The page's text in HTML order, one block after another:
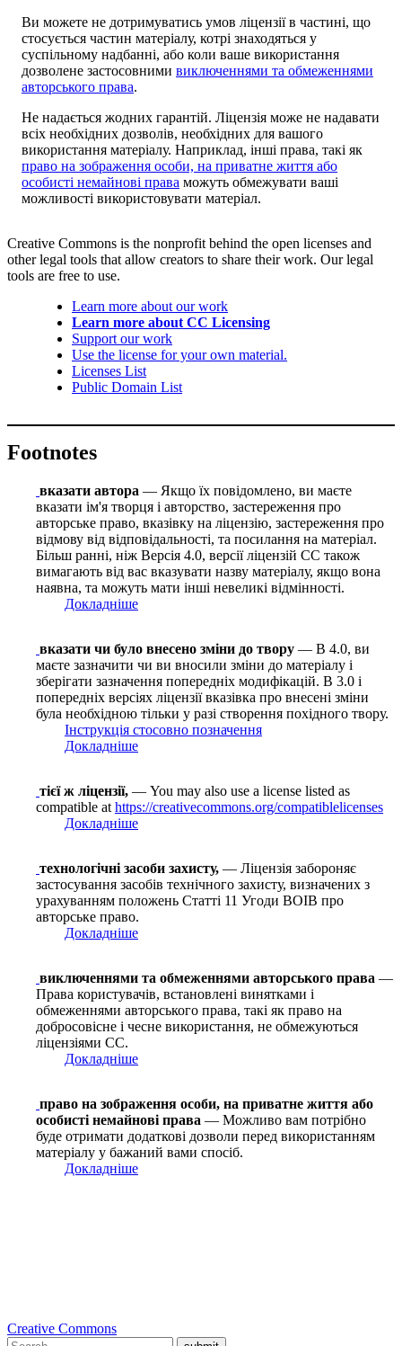
Ви можете не дотримуватись умов ліцензії в частині, що
стосується частин матеріалу, котрі знаходяться у
суспільному надбанні, або коли ваше використання
дозволене застосовними виключеннями та обмеженнями
авторського права.
Не надається жодних гарантій. Ліцензія може не надавати
всіх необхідних дозволів, необхідних для вашого
використання матеріалу. Наприклад, інші права, такі як
право на зображення особи, на приватне життя або
особисті немайнові права можуть обмежувати ваші
можливості використовувати матеріал.
Creative Commons is the nonprofit behind the open licenses and
other legal tools that allow creators to share their work. Our legal
tools are free to use.
Learn more about our work
Learn more about CC Licensing
Support our work
Use the license for your own material.
Licenses List
Public Domain List
Footnotes
вказати автора — Якщо їх повідомлено, ви маєте
вказати ім'я творця і авторство, застереження про
авторське право, вказівку на ліцензію, застереження про
відмову від відповідальності, та посилання на матеріал.
Більш ранні, ніж Версія 4.0, версії ліцензій CC також
вимагають від вас вказувати назву матеріалу, якщо вона
наявна, та можуть мати інші невеликі відмінності.
Докладніше
вказати чи було внесено зміни до твору — В 4.0, ви
маєте зазначити чи ви вносили зміни до матеріалу і
зберігати зазначення попередніх модифікацій. В 3.0 і
попередніх версіях ліцензії вказівка про внесені зміни
була необхідною тільки у разі створення похідного твору.
Інструкція стосовно позначення
Докладніше
тієї ж ліцензії, — You may also use a license listed as
compatible at https://creativecommons.org/compatiblelicenses
Докладніше
технологічні засоби захисту, — Ліцензія забороняє
застосування засобів технічного захисту, визначених з
урахуванням положень Статті 11 Угоди ВОІВ про
авторське право.
Докладніше
виключеннями та обмеженнями авторського права —
Права користувачів, встановлені винятками і
обмеженнями авторського права, такі як право на
добросовісне і чесне використання, не обмежуються
ліцензіями СС.
Докладніше
право на зображення особи, на приватне життя або
особисті немайнові права — Можливо вам потрібно
буде отримати додаткові дозволи перед використанням
матеріалу у бажаний вами спосіб.
Докладніше
Creative Commons